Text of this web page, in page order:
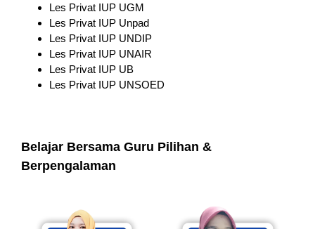
Les Privat IUP UGM
Les Privat IUP Unpad
Les Privat IUP UNDIP
Les Privat IUP UNAIR
Les Privat IUP UB
Les Privat IUP UNSOED
Belajar Bersama Guru Pilihan &
Berpengalaman